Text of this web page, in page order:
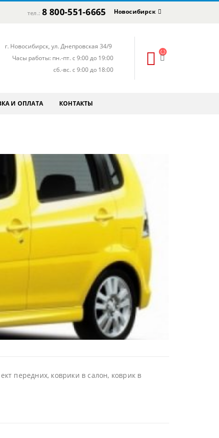
тел.: 8 800-551-6665 Новосибирск
г. Новосибирск, ул. Днепровская 34/9
Часы работы: пн.-пт. с 9:00 до 19:00
сб.-вс. с 9:00 до 18:00
И ОПЛАТА КОНТАКТЫ
передних, коврики в салон, коврик в